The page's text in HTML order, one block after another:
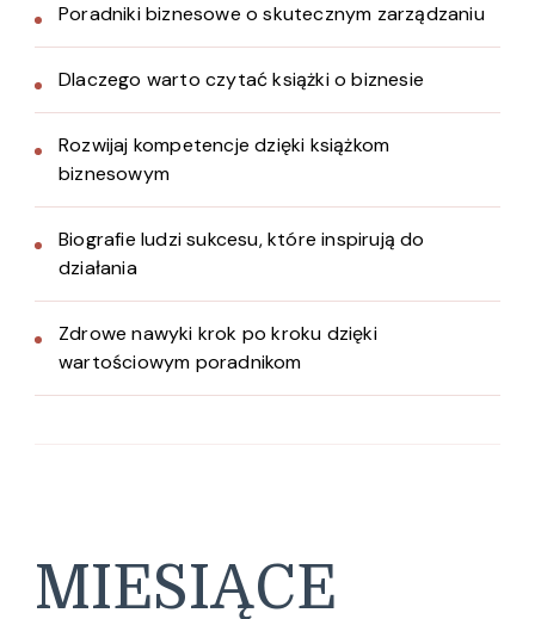
Poradniki biznesowe o skutecznym zarządzaniu
Dlaczego warto czytać książki o biznesie
Rozwijaj kompetencje dzięki książkom
biznesowym
Biografie ludzi sukcesu, które inspirują do
działania
Zdrowe nawyki krok po kroku dzięki
wartościowym poradnikom
MIESIĄCE